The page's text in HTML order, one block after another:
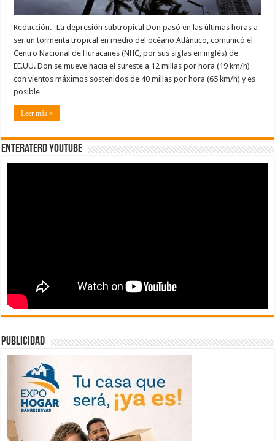
Redacción.- La depresión subtropical Don pasó en las últimas horas a
ser un tormenta tropical en medio del océano Atlántico, comunicó el
Centro Nacional de Huracanes (NHC, por sus siglas en inglés) de
EE.UU. Don se mueve hacia el sureste a 12 millas por hora (19 km/h)
con vientos máximos sostenidos de 40 millas por hora (65 km/h) y es
posible …
Leer más »
EnterateRD YOUTUBE
publicidad